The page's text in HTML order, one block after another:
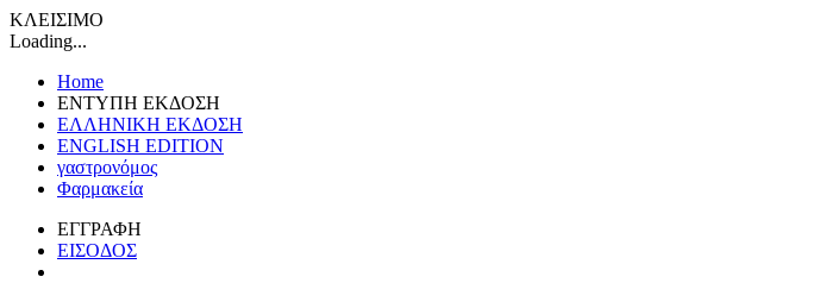
ΚΛΕΙΣΙΜΟ
Loading...
Home
ΕΝΤΥΠΗ ΕΚΔΟΣΗ
ΕΛΛΗΝΙΚΗ ΕΚΔΟΣΗ
ENGLISH EDITION
γαστρονόμος
Φαρμακεία
ΕΓΓΡΑΦΗ
ΕΙΣΟΔΟΣ